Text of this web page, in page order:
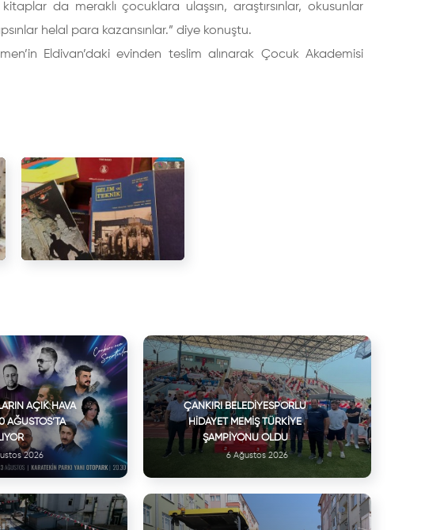
da meraklı çocuklara ulaşsın, araştırsınlar, okusunlar
helal para kazansınlar.” diye konuştu.
Eldivan’daki evinden teslim alınarak Çocuk Akademisi
AÇIK HAVA
AĞUSTOS’TA
2026
ÇANKIRI BELEDIYESPORLU
HIDAYET MEMIŞ TÜRKIYE
ŞAMPIYONU OLDU
6 Ağustos 2026